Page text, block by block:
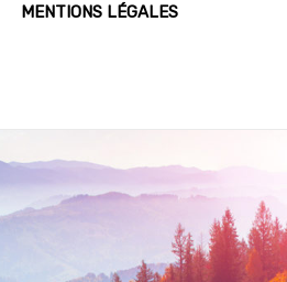
MENTIONS LÉGALES